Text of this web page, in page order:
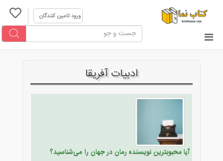
ورود تامین کنندگان
ادبیات آفریقا
آیا محبوبترین نویسنده رمان در جهان را می‌شناسید؟